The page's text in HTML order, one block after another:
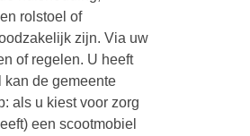
rolstoel of
zijn. Via uw
of regelen. U heeft
kan de gemeente
als u kiest voor zorg
een scootmobiel